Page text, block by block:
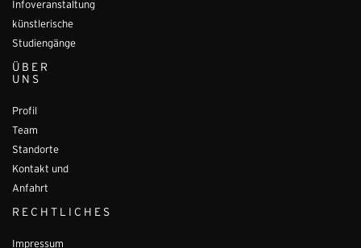
Infoveranstaltung
künstlerische
Studiengänge
ÜBER
UNS
Profil
Team
Standorte
Kontakt und
Anfahrt
RECHTLICHES
Impressum